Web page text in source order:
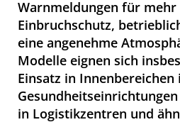
Warnmeldungen für mehr
Einbruchschutz,
eine angenehme
Modelle eignen sich
Einsatz in Innenbereichen
in Logistikzentren und